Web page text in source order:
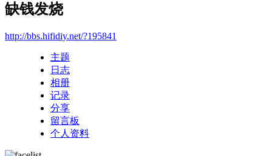
缺钱发烧
http://bbs.hifidiy.net/?195841
主题
日志
相册
记录
分享
留言板
个人资料